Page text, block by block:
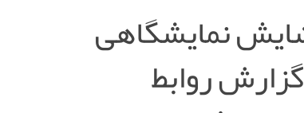
نمایشگاهی
روابط